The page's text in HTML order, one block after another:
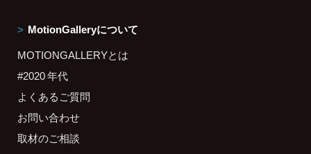
MotionGalleryについて
MOTIONGALLERYとは
#2020 年代
よくあるご質問
お問い合わせ
取材のご相談